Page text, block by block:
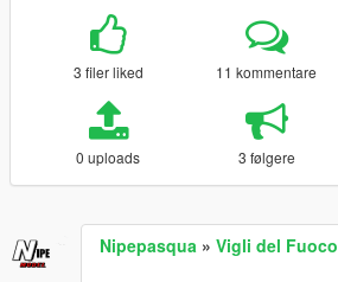
3 filer liked 11 kommentare
0 uploads 3 følgere
Nipepasqua » Vigli del